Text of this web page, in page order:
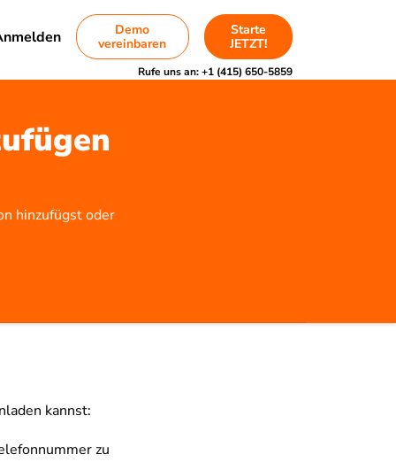
Demo
vereinbaren
Starte
JETZT!
Rufe uns an:+1 (415) 650-5859
hinzufügst oder
kannst:
zu